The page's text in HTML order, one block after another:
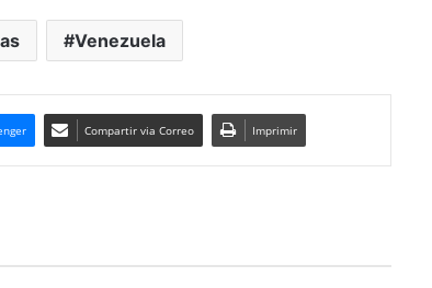
Venezuela
Compartir via Correo Imprimir